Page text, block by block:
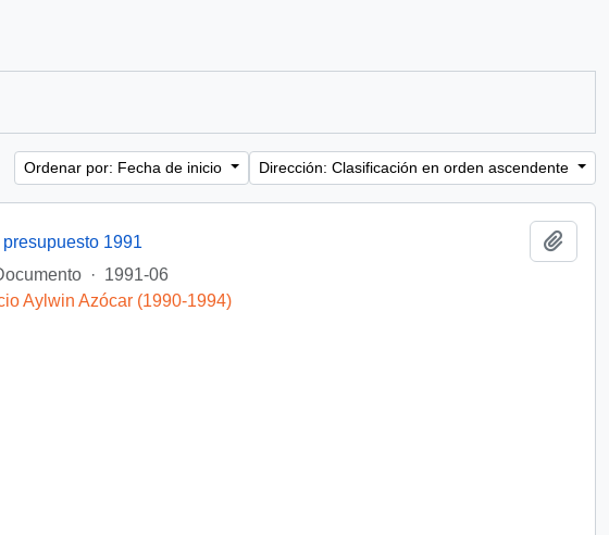
Ordenar por: Fecha de inicio Dirección: Clasificación en orden ascendente
1991
· 1991-06
Aylwin Azócar (1990-1994)